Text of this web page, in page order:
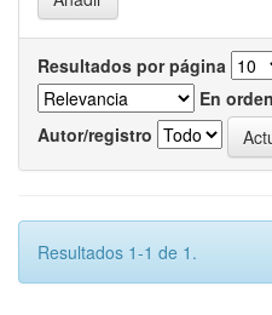
Resultados por página
En orden
Autor/registro
Resultados 1-1 de 1.